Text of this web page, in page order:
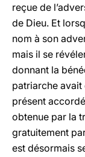
reçue de
de Dieu. Et
nom à son
mais il se
donnant la
patriarche avait
présent
obtenue par la
gratuitement
est désormais